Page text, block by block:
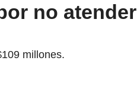
no
millones.